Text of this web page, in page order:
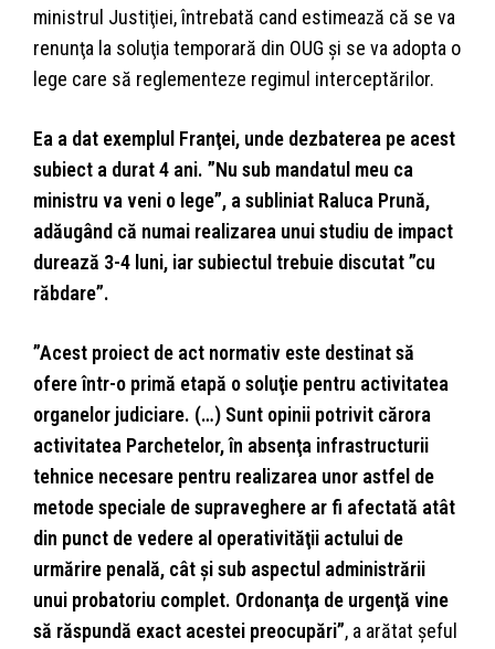
ministrul Justiţiei, întrebată cand estimează că se va
renunţa la soluţia temporară din OUG şi se va adopta o
lege care să reglementeze regimul interceptărilor.
Ea a dat exemplul Franţei, unde dezbaterea pe acest
subiect a durat 4 ani. ”Nu sub mandatul meu ca
ministru va veni o lege”, a subliniat Raluca Prună,
adăugând că numai realizarea unui studiu de impact
durează 3-4 luni, iar subiectul trebuie discutat ”cu
răbdare”.
”Acest proiect de act normativ este destinat să
ofere într-o primă etapă o soluţie pentru activitatea
organelor judiciare. (…) Sunt opinii potrivit cărora
activitatea Parchetelor, în absenţa infrastructurii
tehnice necesare pentru realizarea unor astfel de
metode speciale de supraveghere ar fi afectată atât
din punct de vedere al operativităţii actului de
urmărire penală, cât şi sub aspectul administrării
unui probatoriu complet. Ordonanţa de urgenţă vine
să răspundă exact acestei preocupări”, a arătat şeful